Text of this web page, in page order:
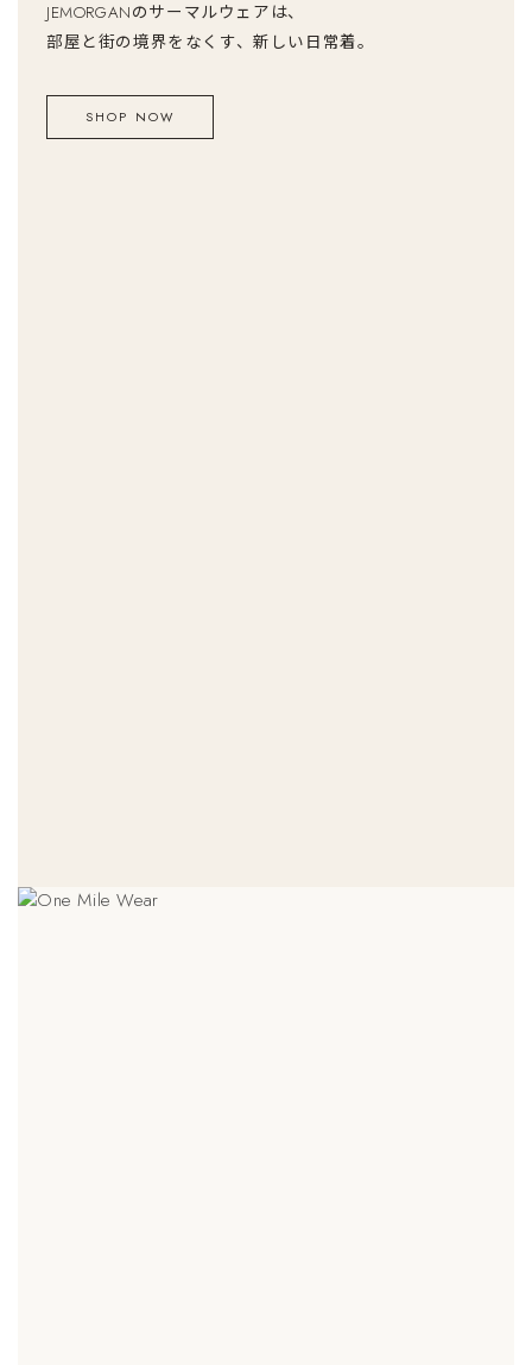
JEMORGANのサーマルウェアは、
部屋と街の境界をなくす、新しい日常着。
SHOP NOW